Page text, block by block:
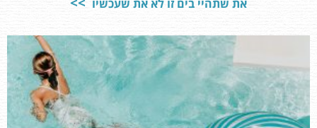
את שתהיי בים זו לא את שעכשיו